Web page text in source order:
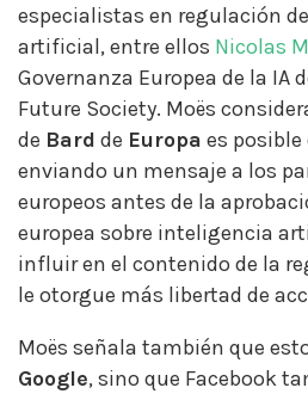
especialistas en regulación
artificial, entre ellos Nicolas
Governanza Europea de la IA
Future Society. Moës
de Bard de Europa es posible
enviando un mensaje a los
europeos antes de la
europea sobre inteligencia
influir en el contenido de la
le otorgue más libertad de
Moës señala también que
Google, sino que Facebook